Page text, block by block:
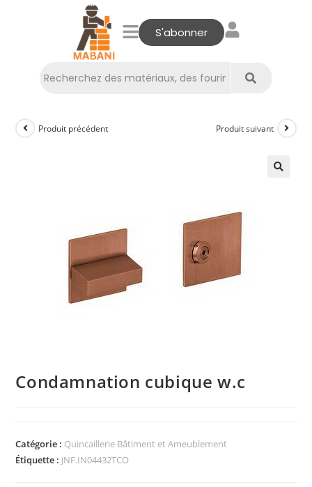
S'abonner
Produit précédent Produit suivant
Condamnation cubique w.c
Catégorie : Quincaillerie Bâtiment et Ameublement
Étiquette : JNF.IN04432TCO